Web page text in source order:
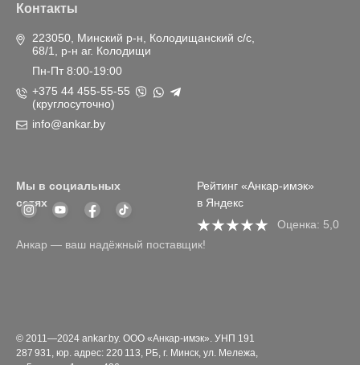
© 2011—2024 ankar.by. ООО «Анкар-имэк». УНП 191
287 931, юр. адрес: 220 113, РБ, г. Минск, ул. Мележа,
Контакты
223050, Минский р-н, Колодищанский с/с,
68/1, р-н аг. Колодищи
Пн-Пт 8:00-19:00
+375 44 455-55-55
(круглосуточно)
info@ankar.by
Анкар — ваш надёжный поставщик!
Мы в социальных
сетях
Рейтинг «Анкар-имэк»
в Яндекс
Оценка: 5,0